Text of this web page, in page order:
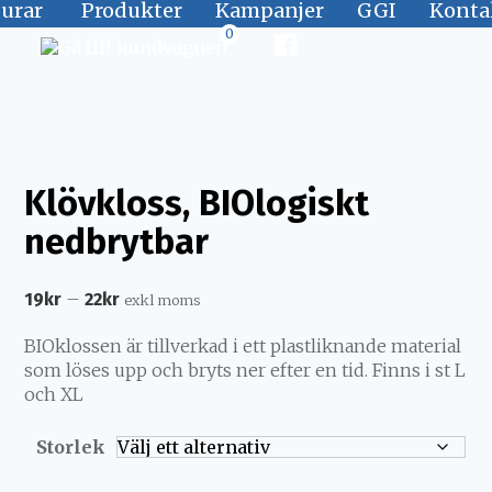
0
Produkter Kampanjer GGI
Klövkloss, BIOlogiskt
nedbrytbar
19 kr – 22 kr exkl moms
BIOklossen är tillverkad i ett plastliknande material
som löses upp och bryts ner efter en tid. Finns i st L
och XL
Storlek